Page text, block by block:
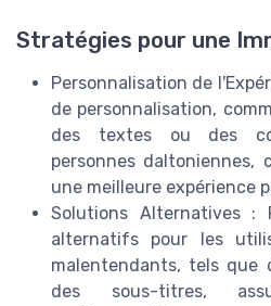
Stratégies pour une
Personnalisation de
de personnalisation,
des textes ou des
personnes daltoniennes,
une meilleure expérience
Solutions Alternatives :
alternatifs pour les
malentendants, tels que
des sous-titres,